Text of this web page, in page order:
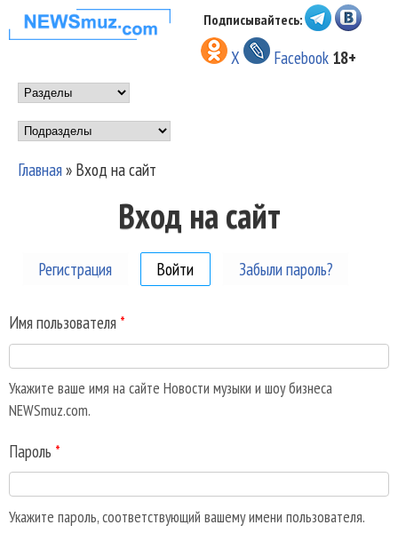
Перейти к основному
содержанию
НОВОСТИ
МУЗЫКИ И
ШОУ БИЗНЕСА
NEWSMUZ.COM
Подписывайтесь:
X Facebook 18+
Main menu
Подразделы
Вы здесь
Главная» Вход на сайт
Вход на сайт
Регистрация Войти (активная вкладка)
Забыли пароль?
Имя пользователя *
Укажите ваше имя на сайте Новости музыки и шоу бизнеса
NEWSmuz.com.
Пароль *
Укажите пароль, соответствующий вашему имени пользователя.